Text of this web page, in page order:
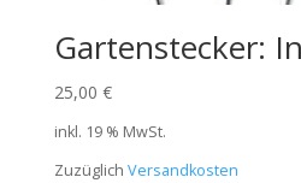
Gartenstecker:
25,00 €
inkl. 19 % MwSt.
Zuzüglich Versandkosten